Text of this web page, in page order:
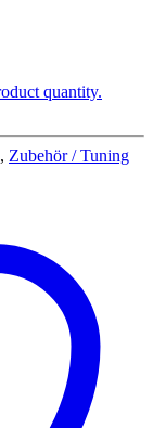
quantity.
, Zubehör / Tuning